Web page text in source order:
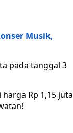
Musik,
pada tanggal 3
Rp 1,15 juta